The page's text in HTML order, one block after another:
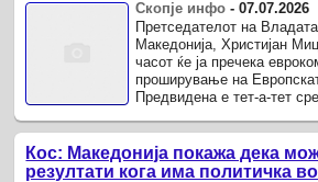
Скопје инфо -07.07.2026
Претседателот на
Македонија, Христијан
часот ќе ја пречека
проширување на
Предвидена е тет-а-тет
одржи билатерална ...
Кос: Македонија покажа дека
резултати кога има политичка